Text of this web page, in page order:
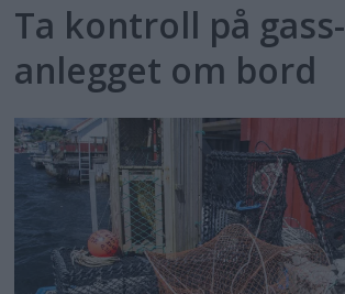
Ta kontroll på gass­
anlegget om bord